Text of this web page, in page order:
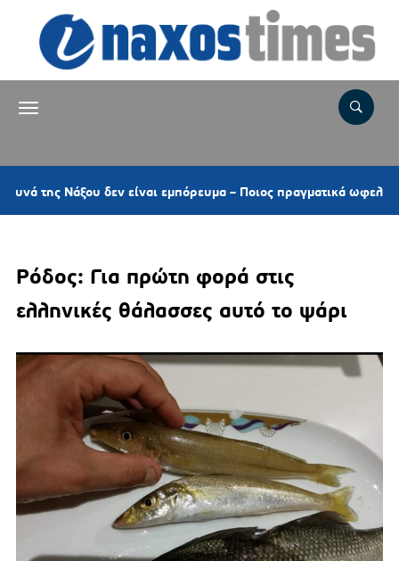
δεν είναι εμπόρευμα – Ποιος πραγματικά ωφελείται από τις
Ρόδος: Για πρώτη φορά στις
ελληνικές θάλασσες αυτό το ψάρι